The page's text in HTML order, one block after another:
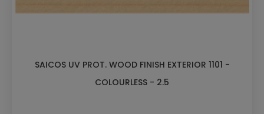
SAICOS UV PROT. WOOD FINISH EXTERIOR 1101 -
COLOURLESS - 2.5